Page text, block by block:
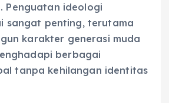
Penguatan ideologi
sangat penting, terutama
karakter generasi muda
berbagai
tanpa kehilangan identitas